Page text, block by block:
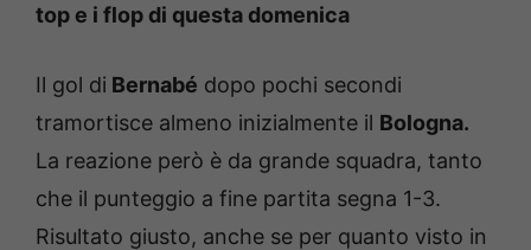
top e i flop di questa domenica
Il gol di Bernabé dopo pochi secondi
tramortisce almeno inizialmente il Bologna.
La reazione però è da grande squadra, tanto
che il punteggio a fine partita segna 1-3.
Risultato giusto, anche se per quanto visto in